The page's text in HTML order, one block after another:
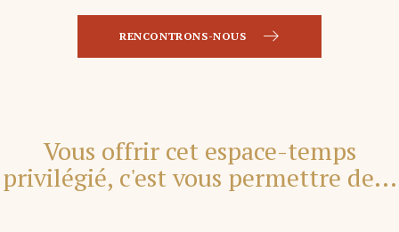
RENCONTRONS-NOUS
Vous offrir cet espace-temps
privilégié, c'est vous permettre de...